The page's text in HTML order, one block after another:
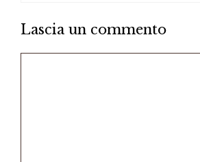
Lascia un commento